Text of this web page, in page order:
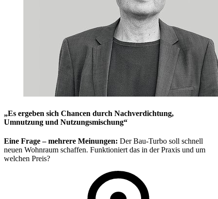
„Es ergeben sich Chancen durch Nachverdichtung,
Umnutzung und Nutzungsmischung“
Eine Frage – mehrere Meinungen: Der Bau-Turbo soll schnell
neuen Wohnraum schaffen. Funktioniert das in der Praxis und um
welchen Preis?